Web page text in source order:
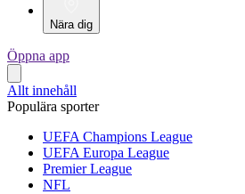
Nära dig
Öppna app
Allt innehåll
Populära sporter
UEFA Champions League
UEFA Europa League
Premier League
NFL